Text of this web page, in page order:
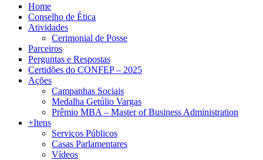
Home
Conselho de Ética
Atividades
Cerimonial de Posse
Parceiros
Perguntas e Respostas
Certidões do CONFEP – 2025
Ações
Campanhas Sociais
Medalha Getúlio Vargas
Prêmio MBA – Master of Business Administration
+Itens
Serviços Públicos
Casas Parlamentares
Vídeos